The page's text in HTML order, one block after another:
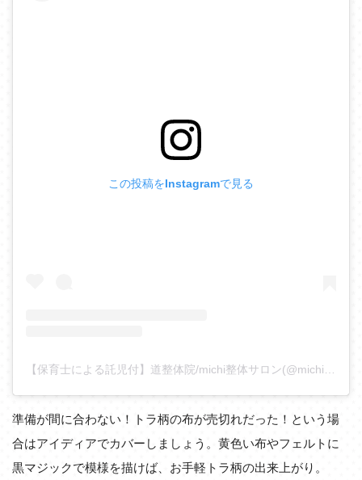
この投稿をInstagramで見る
【保育士による託児付】道整体院/michi整体サロン(@michi_seitai)がシェアした投稿
準備が間に合わない！トラ柄の布が売切れだった！という場
合はアイディアでカバーしましょう。黄色い布やフェルトに
黒マジックで模様を描けば、お手軽トラ柄の出来上がり。